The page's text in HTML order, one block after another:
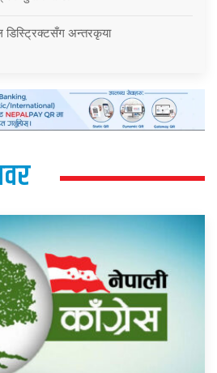
डिस्ट्रिक्टसँग अन्तरकृया